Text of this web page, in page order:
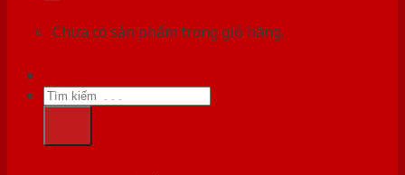
Chưa có sản phẩm trong giỏ hàng.
Tìm
kiếm: